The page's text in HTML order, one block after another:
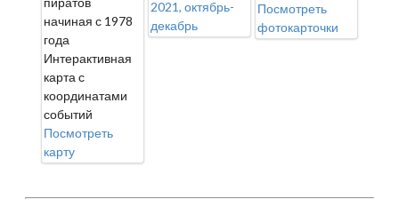
начиная с 1978
года
Интерактивная
карта с
координатами
событий
Посмотреть
карту
2021, октябрь-
декабрь
Посмотреть
фотокарточки